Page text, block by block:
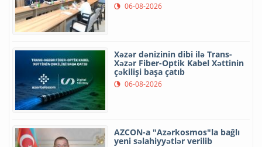
06-08-2026
Xəzər dənizinin dibi ilə Trans-
Xəzər Fiber-Optik Kabel Xəttinin
çəkilişi başa çatıb
06-08-2026
AZCON-a "Azərkosmos"la bağlı
yeni səlahiyyətlər verilib